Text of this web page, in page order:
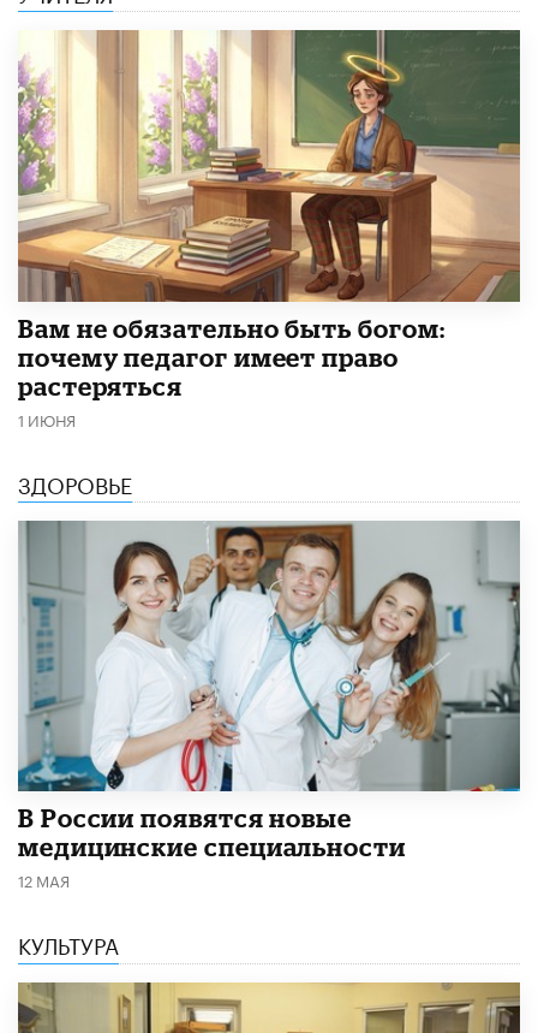
​Вам не обязательно быть богом:
почему педагог имеет право
растеряться
1 ИЮНЯ
ЗДОРОВЬЕ
В России появятся новые
медицинские специальности
12 МАЯ
КУЛЬТУРА